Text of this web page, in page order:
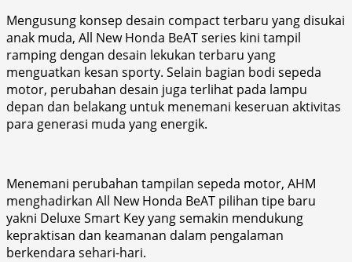
Mengusung konsep desain compact terbaru yang disukai
anak muda, All New Honda BeAT series kini tampil
ramping dengan desain lekukan terbaru yang
menguatkan kesan sporty. Selain bagian bodi sepeda
motor, perubahan desain juga terlihat pada lampu
depan dan belakang untuk menemani keseruan aktivitas
para generasi muda yang energik.
Menemani perubahan tampilan sepeda motor, AHM
menghadirkan All New Honda BeAT pilihan tipe baru
yakni Deluxe Smart Key yang semakin mendukung
kepraktisan dan keamanan dalam pengalaman
berkendara sehari-hari.